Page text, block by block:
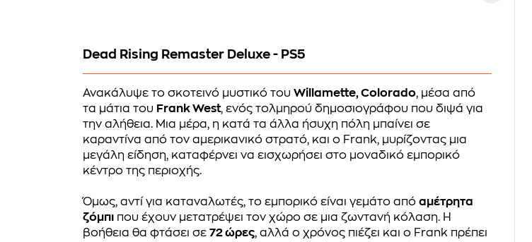
Dead Rising Remaster Deluxe - PS5
Ανακάλυψε το σκοτεινό μυστικό τουWillamette, Colorado, μέσα από
τα μάτια του Frank West, ενός τολμηρού δημοσιογράφου που διψά για
την αλήθεια. Μια μέρα, η κατά τα άλλα ήσυχη πόλη μπαίνει σε
καραντίνα από τον αμερικανικό στρατό, και ο Frank, μυρίζοντας μια
μεγάλη είδηση, καταφέρνει να εισχωρήσει στο μοναδικό εμπορικό
κέντρο της περιοχής.
Όμως, αντί για καταναλωτές, το εμπορικό είναι γεμάτο απόαμέτρητα
ζόμπι που έχουν μετατρέψει τον χώρο σε μια ζωντανή κόλαση. Η
βοήθεια θα φτάσει σε72 ώρες, αλλά ο χρόνος πιέζει και ο Frank πρέπει